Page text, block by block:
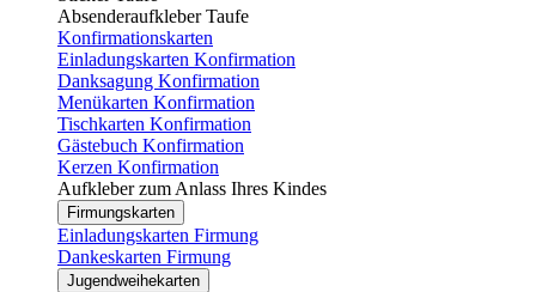
Absenderaufkleber Taufe
Konfirmationskarten
Einladungskarten Konfirmation
Danksagung Konfirmation
Menükarten Konfirmation
Tischkarten Konfirmation
Gästebuch Konfirmation
Kerzen Konfirmation
Aufkleber zum Anlass Ihres Kindes
Firmungskarten
Einladungskarten Firmung
Dankeskarten Firmung
Jugendweihekarten